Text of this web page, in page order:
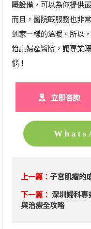
嘅設備，可以為你提供
而且，醫院嘅服務也非
到家一樣的溫暖。所以
怡康婦產醫院，讓專業
惱！
立即咨詢
上一篇： 子宮肌瘤的
下一篇： 深圳婦科專
與治療全攻略